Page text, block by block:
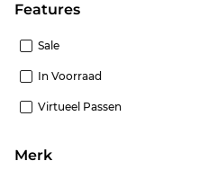
features
Sale
In Voorraad
Virtueel Passen
Merk